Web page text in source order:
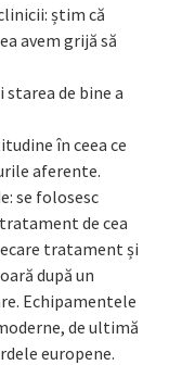
știm că
avem grijă să
de bine a
în ceea ce
aferente.
se folosesc
de cea
tratament și
după un
Echipamentele
de ultimă
europene.